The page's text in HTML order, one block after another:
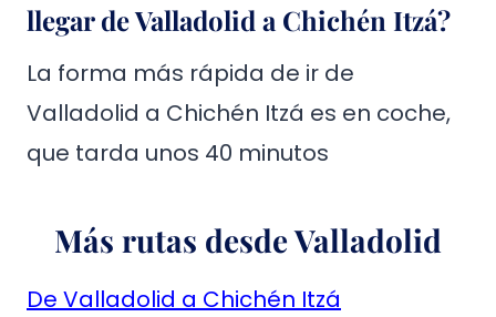
llegar de Valladolid a Chichén Itzá?
La forma más rápida de ir de
Valladolid a Chichén Itzá es en coche,
que tarda unos 40 minutos
Más rutas desde Valladolid
De Valladolid a Chichén Itzá